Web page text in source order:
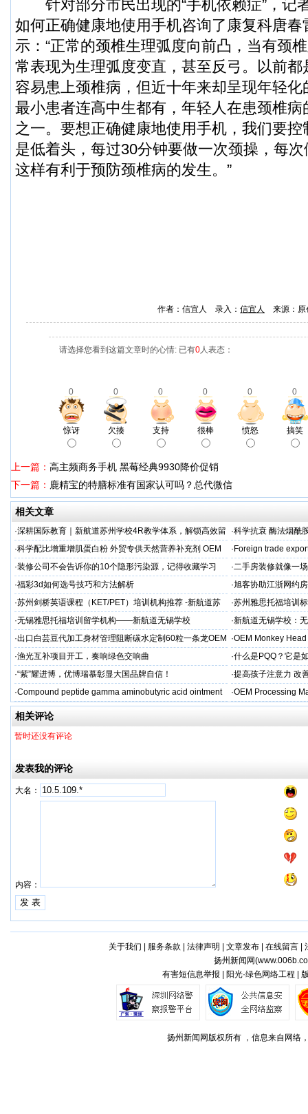
针对部分市民出现的“手机依赖症”，记
如何正确健康地使用手机咨询了康复科唐
示：“正常的颈椎生理弧度向前凸，当有颈
常表现为生理弧度变直，甚至反弓。以前都
容易患上颈椎病，但近十年来却呈现年轻
最小患者连高中生都有，年轻人在患颈椎
之一。要想正确健康地使用手机，我们要
是低着头，每过30分钟要做一次颈操，每
这样有利于预防颈椎病的发生。”
作者：信宜人 录入： 信宜人 来源：
请选择您看到这篇文章时的心情: 已有0人表态：
0 0 0 0 0 0
惊讶 欠揍 支持 很棒 愤怒 搞笑
上一篇： 高主频商务手机 黑莓经典9930降价促销
下一篇： 鹿精宝的特膳标准有国家认可吗？总代微信
相关文章
·深耕国际教育｜新航道苏州学校4R教学体系，解锁高效留
学备考之路
·科学抗衰 酶法烟酰
M/ODM定制
·科学配比增重增肌蛋白粉 外贸专供天然营养补充剂 OEM
源头定制
· Foreign trade
·装修公司不会告诉你的10个隐形污染源，记得收藏学习 ·二手房装修就像一
糟心！看完这篇再开
·福彩3d如何选号技巧和方法解析 ·旭客协助江浙网约
标杆
·苏州剑桥英语课程（KET/PET）培训机构推荐 -新航道苏
州学校
·苏州雅思托福培训
率领先
·无锡雅思托福培训留学机构——新航道无锡学校 ·新航道无锡学校：
·出口白芸豆代加工身材管理阻断碳水定制60粒一条龙OEM
贴牌
·OEM Monkey
aps
·渔光互补项目开工，奏响绿色交响曲 ·什么是PQQ？它是
·“紫”耀进博，优博瑞慕彰显大国品牌自信！ ·提高孩子注意力 改
·Compound peptide gamma aminobutyric acid ointment ·OEM Processing
相关评论
暂时还没有评论
发表我的评论
大名：
内容：
关于我们 服务条款 法律声明 文章发布| 在线留言|
扬州新闻网(
有害短信息举报 | 阳光·绿色网络工程 |
扬州新闻网版权所有 ，信息来自网络